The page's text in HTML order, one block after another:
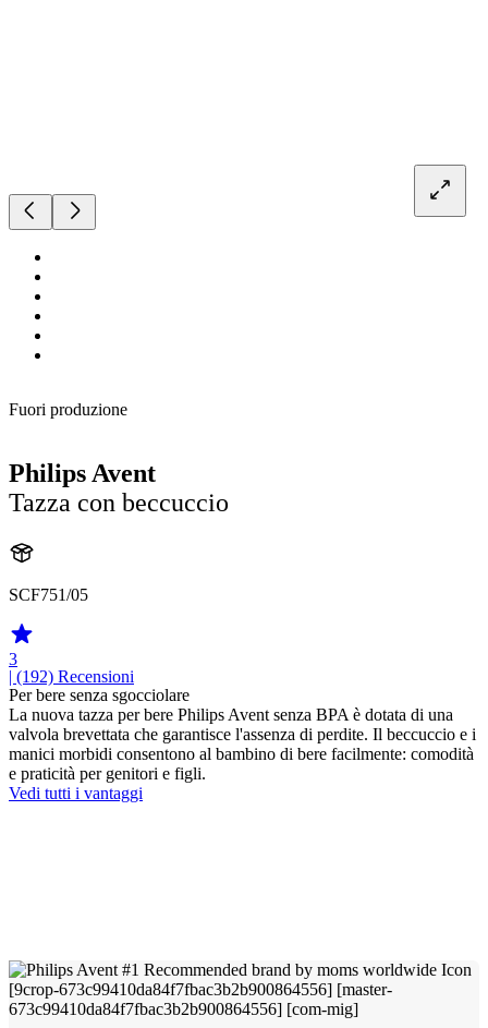
Fuori produzione
Philips Avent
Tazza con beccuccio
SCF751/05
3
| (192) Recensioni
Per bere senza sgocciolare
La nuova tazza per bere Philips Avent senza BPA è dotata di una
valvola brevettata che garantisce l'assenza di perdite. Il beccuccio e i
manici morbidi consentono al bambino di bere facilmente: comodità
e praticità per genitori e figli.
Vedi tutti i vantaggi